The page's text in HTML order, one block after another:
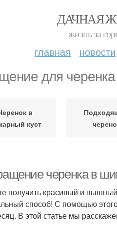
ДАЧНАЯ
жизнь за
главная новости
для черенка
в
куст
черенка в
получить красивый и пышный
способ! С помощью
В этой статье мы